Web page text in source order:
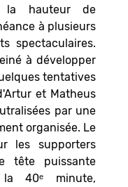
la hauteur de
à plusieurs
spectaculaires.
à développer
tentatives
et Matheus
par une
organisée. Le
les supporters
tête puissante
la 40ᵉ minute,